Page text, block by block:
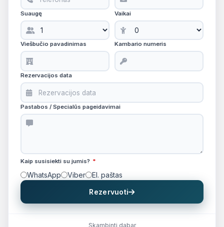
Suaugę Vaikai
Viešbučio pavadinimas Kambario numeris
Rezervacijos data
Pastabos / Specialūs pageidavimai
Kaip susisiekti su jumis? *
WhatsApp Viber
El. paštas
Rezervuoti
Skambinti dabar